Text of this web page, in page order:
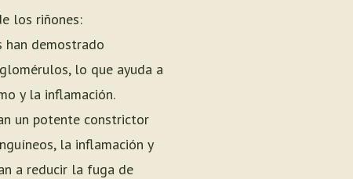
los riñones:
han demostrado
lo que ayuda a
y la inflamación.
un potente constrictor
la inflamación y
a reducir la fuga de